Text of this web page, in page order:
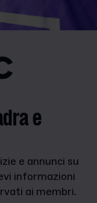
e
e annunci su
informazioni
ai membri.